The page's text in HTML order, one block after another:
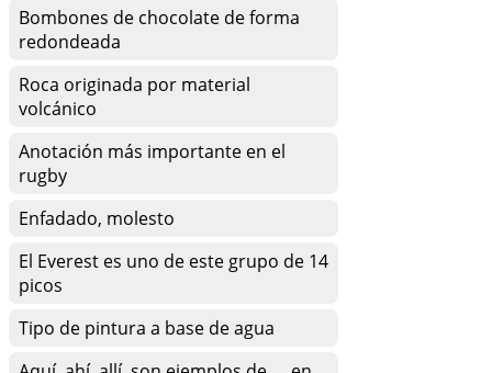
Bombones de chocolate de forma
redondeada
Roca originada por material
volcánico
Anotación más importante en el
rugby
Enfadado, molesto
El Everest es uno de este grupo de 14
picos
Tipo de pintura a base de agua